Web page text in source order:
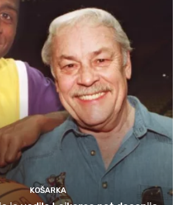
KOŠARKA